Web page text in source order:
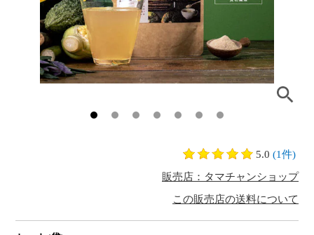
5.0 (1件)
販売店：タマチャンショップ
この販売店の送料について